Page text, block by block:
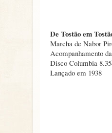
De Tostão em
Marcha de Nabor
Acompanhamento
Disco Columbia
Lançado em 1938